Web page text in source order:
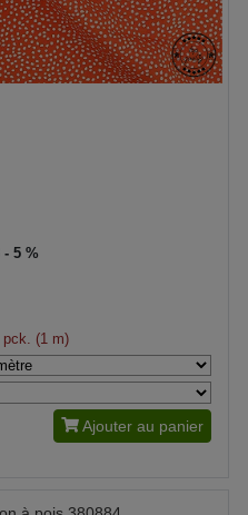
- 5 %
pck. (1 m)
Ajouter au panier